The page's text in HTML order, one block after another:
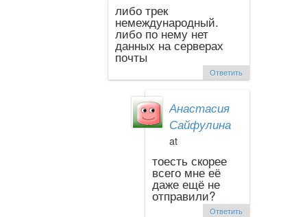
либо трек
немеждународный.
либо по нему нет
данных на серверах
почты
Ответить
Анастасия
Сайфулина
at
тоесть скорее
всего мне её
даже ещё не
отправили?
Ответить